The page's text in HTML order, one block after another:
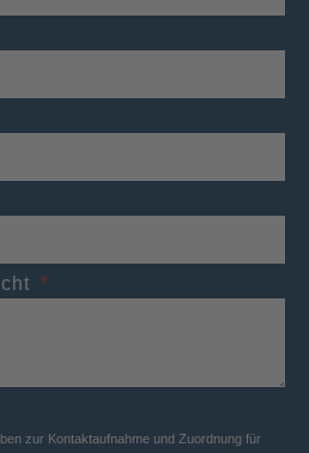
zur Kontaktaufnahme und Zuordnung für